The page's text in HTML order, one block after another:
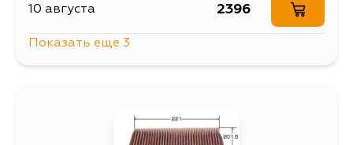
10 августа 2396
Показать еще 3